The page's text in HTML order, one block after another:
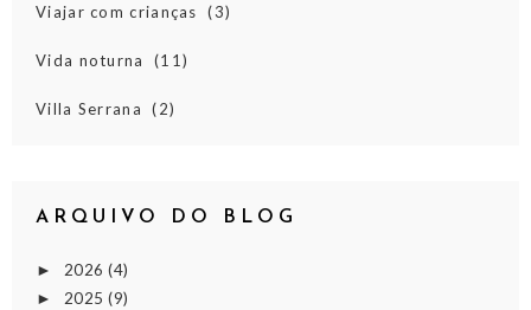
Viajar com crianças (3)
Vida noturna (11)
Villa Serrana (2)
ARQUIVO DO BLOG
► 2026 (4)
► 2025 (9)